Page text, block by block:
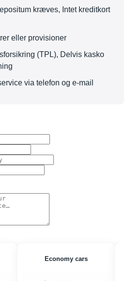
kræves, Intet kreditkort
eller provisioner
(TPL), Delvis kasko
via telefon og e-mail
Economy cars